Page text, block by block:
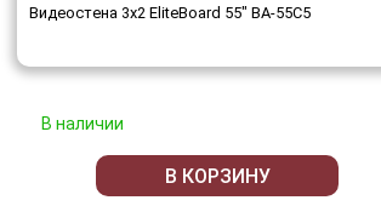
Видеостена 3x2 EliteBoard 55" BA-55C5
В наличии
В КОРЗИНУ